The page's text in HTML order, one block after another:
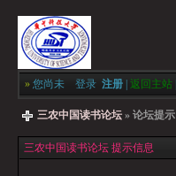
» 您尚未 登录 注册 返回主站
三农中国读书论坛 » 论坛提示
三农中国读书论坛 提示信息